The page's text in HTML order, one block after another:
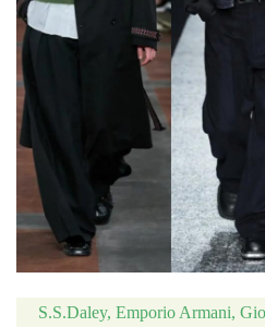
S.S.Daley, Emporio Armani,